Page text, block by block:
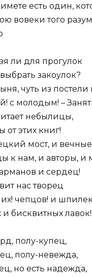
есть один,
вовеки того
ли для прогулок
закоулок?
чуть из постели
с молодым! –
небылицы,
от этих книг!
мост, и
к нам, и авторы, и
и сердец!
нас творец
чепцов! и
бисквитных лавок!
полу-купец,
полу-невежда,
но есть надежда,